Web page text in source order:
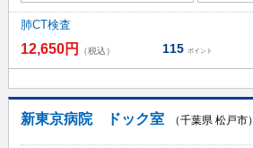
肺CT検査
12,650円 （税込） 115 ポイント
新東京病院 ドック室
（千葉県 松戸市）